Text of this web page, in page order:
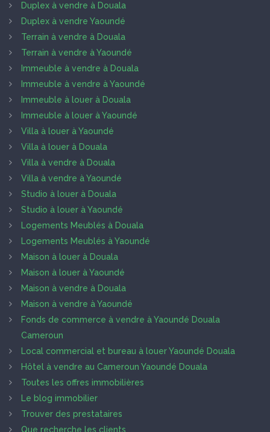
Duplex à vendre à Douala
Duplex à vendre Yaoundé
Terrain à vendre à Douala
Terrain à vendre à Yaoundé
Immeuble à vendre à Douala
Immeuble à vendre à Yaoundé
Immeuble à louer à Douala
Immeuble à louer à Yaoundé
Villa à louer à Yaoundé
Villa à louer à Douala
Villa à vendre à Douala
Villa à vendre à Yaoundé
Studio à louer à Douala
Studio à louer à Yaoundé
Logements Meublés à Douala
Logements Meublés à Yaoundé
Maison à louer à Douala
Maison à louer à Yaoundé
Maison à vendre à Douala
Maison à vendre à Yaoundé
Fonds de commerce à vendre à Yaoundé Douala
Cameroun
Local commercial et bureau à louer Yaoundé Douala
Hôtel à vendre au Cameroun Yaoundé Douala
Toutes les offres immobilières
Le blog immobilier
Trouver des prestataires
Que recherche les clients